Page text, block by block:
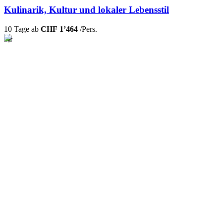
Kulinarik, Kultur und lokaler Lebensstil
10 Tage ab CHF 1’464 /Pers.